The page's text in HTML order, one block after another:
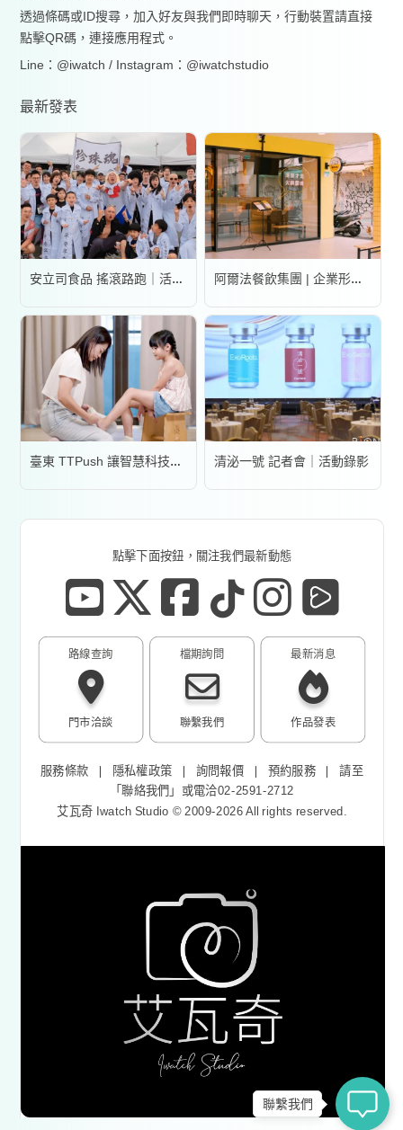
透過條碼或ID搜尋，加入好友與我們即時聊天，行動裝置請直接
點擊QR碼，連接應用程式。
Line：@iwatch / Instagram：@iwatchstudio
最新發表
安立司食品 搖滾路跑｜活動錄影 阿爾法餐飲集團 | 企業形象宣傳片
臺東 TTPush 讓智慧科技更有溫度 | 形象影片 清泌一號 記者會｜活動錄影
點擊下面按鈕，關注我們最新動態
路線查詢
門市洽談
最新消息
作品發表
檔期詢問
聯繫我們
服務條款 ❘ 隱私權政策 ❘詢問報價 ❘預約服務 ❘請至
「聯絡我們 」或電洽02-2591-2712
艾瓦奇 Iwatch Studio © 2009-2026 All rights reserved.
聯繫我們